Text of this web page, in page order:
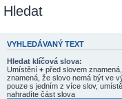
Hledat
VYHLEDÁVANÝ TEXT
Hledat klíčová slova:
Umístění + před slovem
znamená, že slovo nemá být ve
pouze s jedním z více slov,
nahradíte část slova